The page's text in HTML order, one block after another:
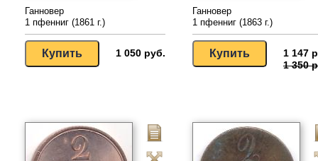
Ганновер
1 пфенниг (1861 г.)
1 050 руб.
Ганновер
1 пфенниг (1863 г.)
1 147
1 350